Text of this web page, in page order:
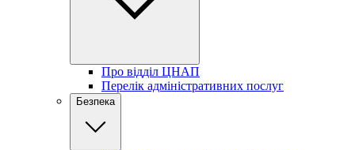
Про відділ ЦНАП
Перелік адміністративних послуг
Безпека